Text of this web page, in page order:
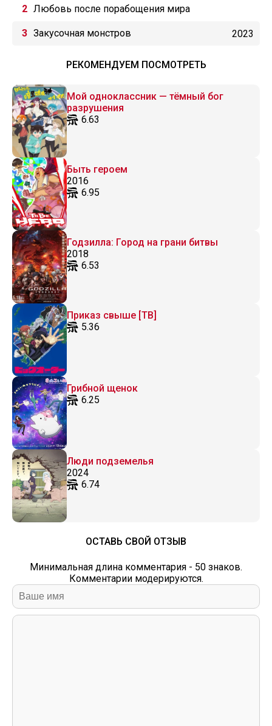
Любовь после порабощения мира
Закусочная монстров 2023
РЕКОМЕНДУЕМ ПОСМОТРЕТЬ
Мой одноклассник — тёмный бог
разрушения
6.63
Быть героем
2016
6.95
Годзилла: Город на грани битвы
2018
6.53
Приказ свыше [ТВ]
5.36
Грибной щенок
6.25
Люди подземелья
2024
6.74
ОСТАВЬ СВОЙ ОТЗЫВ
Минимальная длина комментария - 50 знаков.
Комментарии модерируются.